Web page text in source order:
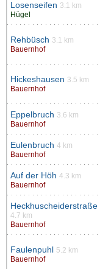
Losenseifen 3.1 km
Hügel
Rehbüsch 3.1 km
Bauernhof
Hickeshausen 3.5 km
Bauernhof
Eppelbruch 3.6 km
Bauernhof
Eulenbruch 4 km
Bauernhof
Auf der Höh 4.3 km
Bauernhof
Heckhuscheiderstraße
4.7 km
Bauernhof
Faulenpuhl
5.2 km
Bauernhof